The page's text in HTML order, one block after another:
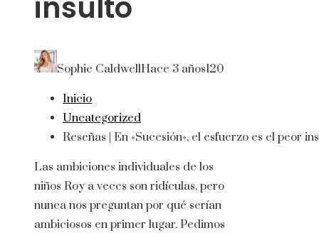
Sophie CaldwellHace 3 años120
Inicio
Uncategorized
Reseñas | En «Sucesión», el esfuerzo es el peor
Las ambiciones individuales de los
niños Roy a veces son ridículas, pero
nunca nos preguntan por qué serían
ambiciosos en primer lugar. Pedimos